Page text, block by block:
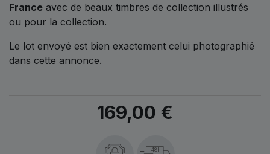
France avec de beaux timbres de collection illustrés
ou pour la collection.
Le lot envoyé est bien exactement celui photographié
dans cette annonce.
169,00 €
48h